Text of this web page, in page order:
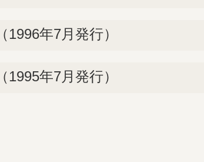
年7月発行）
年7月発行）